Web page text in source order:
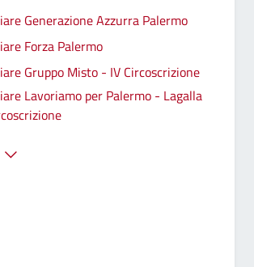
Generazione Azzurra Palermo
Forza Palermo
Gruppo Misto - IV Circoscrizione
Lavoriamo per Palermo - Lagalla